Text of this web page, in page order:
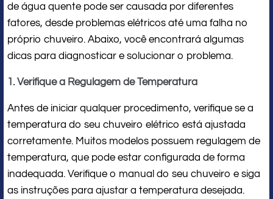
de água quente pode ser causada por diferentes
fatores, desde problemas elétricos até uma falha no
próprio chuveiro. Abaixo, você encontrará algumas
dicas para diagnosticar e solucionar o problema.
1. Verifique a Regulagem de Temperatura
Antes de iniciar qualquer procedimento, verifique se a
temperatura do seu chuveiro elétrico está ajustada
corretamente. Muitos modelos possuem regulagem de
temperatura, que pode estar configurada de forma
inadequada. Verifique o manual do seu chuveiro e siga
as instruções para ajustar a temperatura desejada.